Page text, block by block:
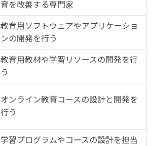
育を改善する専門家
教育用ソフトウェアやアプリケーショ
ンの開発を行う
教育用教材や学習リソースの開発を行
う
オンライン教育コースの設計と開発を
行う
学習プログラムやコースの設計を担当